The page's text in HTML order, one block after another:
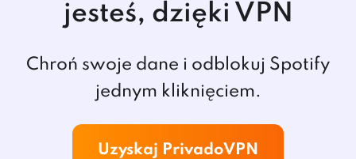
jesteś, dzięki VPN
Chroń swoje dane i odblokuj Spotify
jednym kliknięciem.
Uzyskaj PrivadoVPN